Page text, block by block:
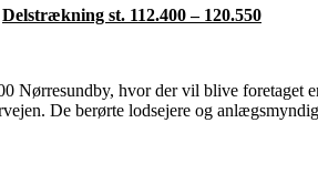
Delstrækning st. 112.400 – 120.550
Nørresundby, hvor der vil blive foretaget
De berørte lodsejere og